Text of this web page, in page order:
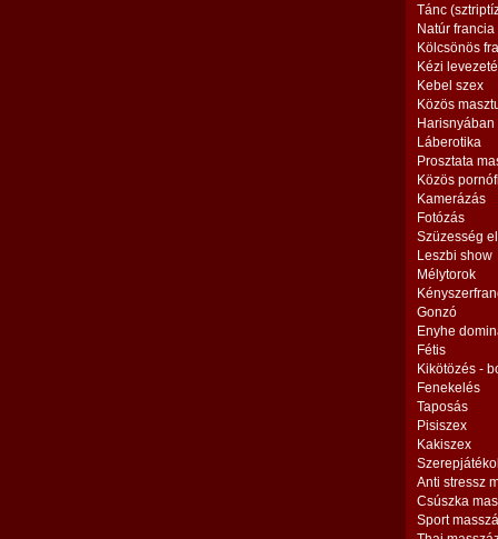
Tánc
Natúr
Kölcsönös
Kézi
Kebel szex
Közös
Harisnyában
Láberotika
Prosztata
Közös
Kamerázás
Fotózás
Szüzesség
Leszbi show
Mélytorok
Gonzó
Enyhe
Fétis
Kikötözés -
Fenekelés
Taposás
Pisiszex
Kakiszex
Anti stressz
Csúszka
Sport